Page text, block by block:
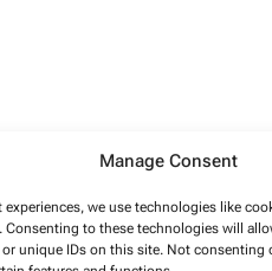
Manage Consent
experiences, we use technologies like
Consenting to these technologies will
unique IDs on this site. Not consenting